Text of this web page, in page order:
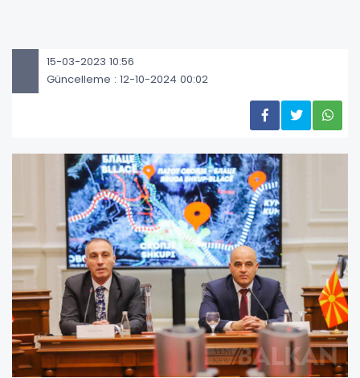
15-03-2023 10:56
Güncelleme : 12-10-2024 00:02